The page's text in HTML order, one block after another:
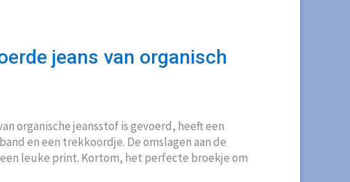
jeans van organisch
organische jeansstof is gevoerd, heeft een
en een trekkoordje. De omslagen aan de
leuke print. Kortom, het perfecte broekje om